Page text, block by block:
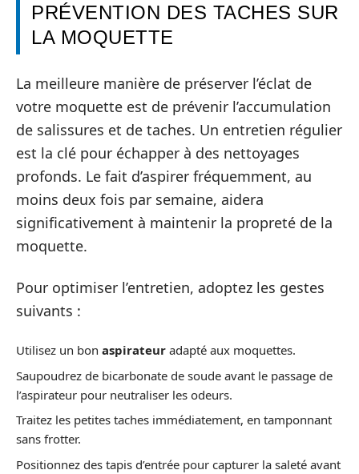
PRÉVENTION DES TACHES SUR
LA MOQUETTE
La meilleure manière de préserver l’éclat de
votre moquette est de prévenir l’accumulation
de salissures et de taches. Un entretien régulier
est la clé pour échapper à des nettoyages
profonds. Le fait d’aspirer fréquemment, au
moins deux fois par semaine, aidera
significativement à maintenir la propreté de la
moquette.
Pour optimiser l’entretien, adoptez les gestes
suivants :
Utilisez un bon aspirateur adapté aux moquettes.
Saupoudrez de bicarbonate de soude avant le passage de
l’aspirateur pour neutraliser les odeurs.
Traitez les petites taches immédiatement, en tamponnant
sans frotter.
Positionnez des tapis d’entrée pour capturer la saleté avant